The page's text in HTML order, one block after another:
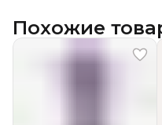
Похожие